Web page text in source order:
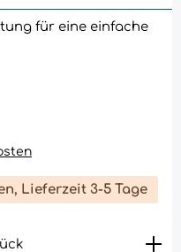
für eine einfache
Lieferzeit 3-5 Tage
Wert